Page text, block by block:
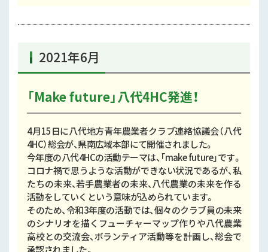
2021年6月
「Make future」八代4HC発進！
4月15日に八代地方青年農業者クラブ連絡協議会（八代
4HC）総会が、県南広域本部にて開催されました。
今年度の八代4HCの活動テーマは、「make future」です。
コロナ禍で思うような活動ができない状況であるが、私
たちの未来、若手農業者の未来、八代農業の未来を作る
活動をしていくという意味が込められています。
そのため、令和3年度の活動では、個々のクラブ員の未来
のシナリオを描くフューチャーマップ作りや八代農業
高校との交流会、ボランティア活動等を計画し、総会で